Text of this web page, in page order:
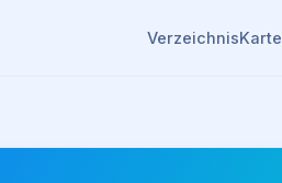
VerzeichnisKarte